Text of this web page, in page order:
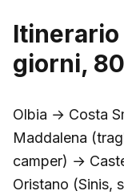
Itinerario
giorni,
Olbia → Costa
Maddalena
camper) →
Oristano (Sinis,